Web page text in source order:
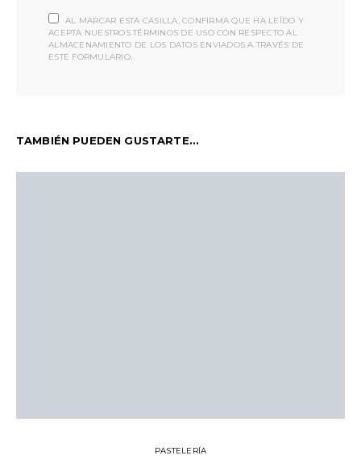
AL MARCAR ESTA CASILLA, CONFIRMA QUE HA LEÍDO Y
ACEPTA NUESTROS TÉRMINOS DE USO CON RESPECTO AL
ALMACENAMIENTO DE LOS DATOS ENVIADOS A TRAVÉS DE
ESTE FORMULARIO.
TAMBIÉN PUEDEN GUSTARTE...
PASTELERÍA